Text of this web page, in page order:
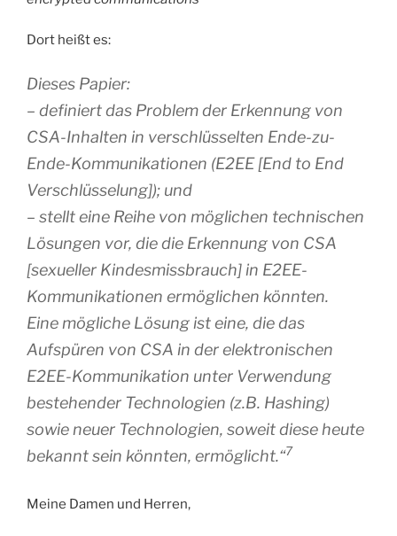
Dort heißt es:
Dieses Papier:
– definiert das Problem der Erkennung von
CSA-Inhalten in verschlüsselten Ende-zu-
Ende-Kommunikationen (E2EE [End to End
Verschlüsselung]); und
– stellt eine Reihe von möglichen technischen
Lösungen vor, die die Erkennung von CSA
[sexueller Kindesmissbrauch] in E2EE-
Kommunikationen ermöglichen könnten.
Eine mögliche Lösung ist eine, die das
Aufspüren von CSA in der elektronischen
E2EE-Kommunikation unter Verwendung
bestehender Technologien (z.B. Hashing)
sowie neuer Technologien, soweit diese heute
bekannt sein könnten, ermöglicht.“7
Meine Damen und Herren,